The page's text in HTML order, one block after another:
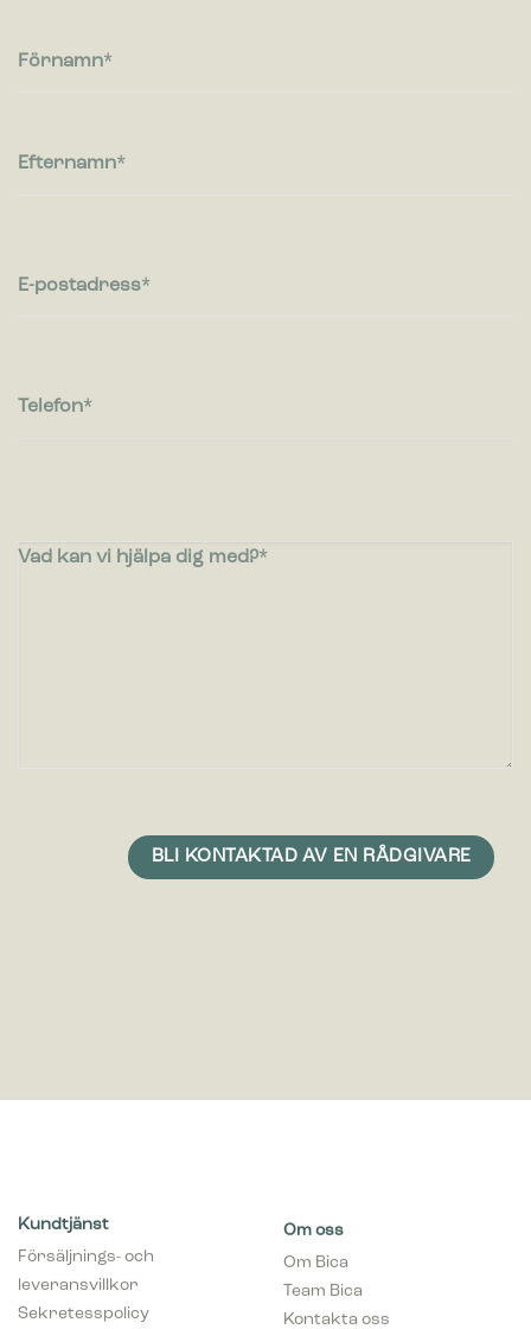
på webbplatser. Avsikten är att visa annonser som är
Förnamn
Efternamn
E-postadress
Telefon
Vad kan vi hjälpa dig med?
Kundtjänst
Försäljnings- och
leveransvillkor
Sekretesspolicy
Om oss
Om Bica
Team Bica
Kontakta oss